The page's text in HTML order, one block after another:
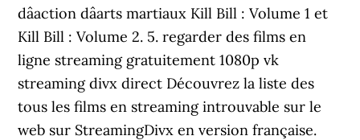
dâaction dâarts martiaux Kill Bill : Volume 1 et
Kill Bill : Volume 2. 5. regarder des films en
ligne streaming gratuitement 1080p vk
streaming divx direct Découvrez la liste des
tous les films en streaming introuvable sur le
web sur StreamingDivx en version française.